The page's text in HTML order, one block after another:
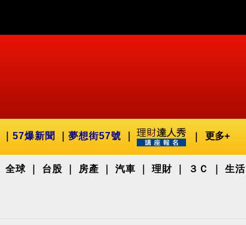
57爆新聞 夢想街57號 更多+
全球 台股 房產 汽車 理財 ３Ｃ 生活